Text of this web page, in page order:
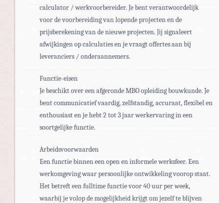
calculator / werkvoorbereider. Je bent verantwoordelijk
voor de voorbereiding van lopende projecten en de
prijsberekening van de nieuwe projecten. Jij signaleert
afwijkingen op calculaties en je vraagt offertes aan bij
leveranciers / onderaannemers.
Functie-eisen
Je beschikt over een afgeronde MBO opleiding bouwkunde. Je
bent communicatief vaardig, zelfstandig, accuraat, flexibel en
enthousiast en je hebt 2 tot 3 jaar werkervaring in een
soortgelijke functie.
Arbeidsvoorwaarden
Een functie binnen een open en informele werksfeer. Een
werkomgeving waar persoonlijke ontwikkeling voorop staat.
Het betreft een fulltime functie voor 40 uur per week,
waarbij je volop de mogelijkheid krijgt om jezelf te blijven